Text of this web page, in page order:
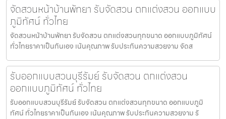
จัดสวนหน้าบ้านพัทยา รับจัดสวน ตกแต่งสวน ออกแบบ
ภูมิทัศน์ ทั่วไทย
จัดสวนหน้าบ้านพัทยา รับจัดสวน ตกแต่งสวนทุกขนาด ออกแบบภูมิทัศน์
ทั่วไทยราคาเป็นกันเอง เน้นคุณภาพ รับประกันความสวยงาม จัดส
รับออกแบบสวนบุรีรัมย์ รับจัดสวน ตกแต่งสวน
ออกแบบภูมิทัศน์ ทั่วไทย
รับออกแบบสวนบุรีรัมย์ รับจัดสวน ตกแต่งสวนทุกขนาด ออกแบบภูมิ
ทัศน์ ทั่วไทยราคาเป็นกันเอง เน้นคุณภาพ รับประกันความสวยงาม รั